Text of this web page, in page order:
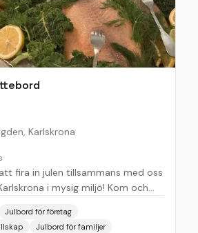
Karlskrona
fira in julen tillsammans med oss
i mysig miljö! Kom och
Julbord för företag
Julbord för familjer